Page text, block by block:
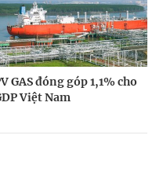
GAS đóng góp 1,1% cho
Việt Nam